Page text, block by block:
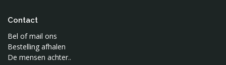
Contact
Bel of mail ons
Bestelling afhalen
De mensen achter..